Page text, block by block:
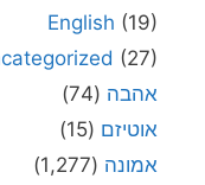
English (19)
(27)
אהבה (74)
אוטיזם (15)
אמונה (1,277)